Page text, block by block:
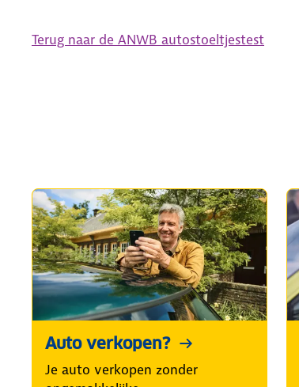
Terug naar de ANWB autostoeltjestest
Auto verkopen?
Je auto verkopen zonder